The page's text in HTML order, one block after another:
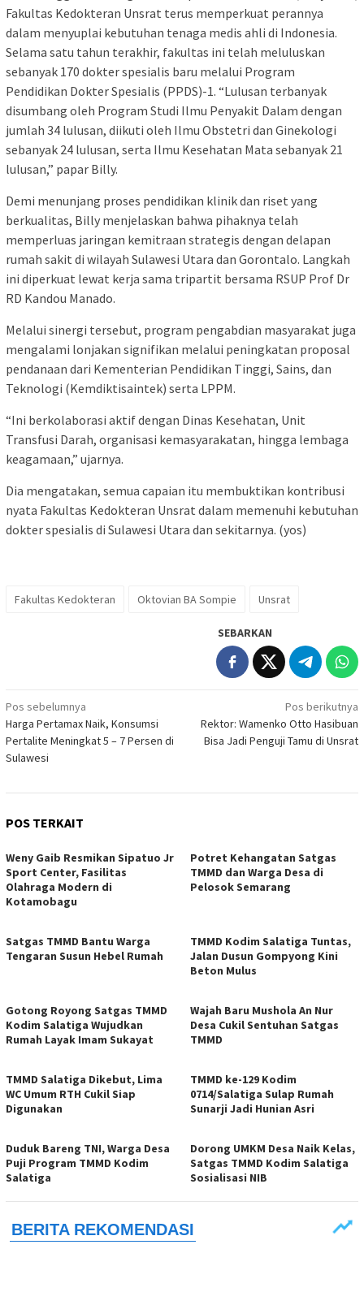
Fakultas Kedokteran Unsrat terus memperkuat perannya
dalam menyuplai kebutuhan tenaga medis ahli di Indonesia.
Selama satu tahun terakhir, fakultas ini telah meluluskan
sebanyak 170 dokter spesialis baru melalui Program
Pendidikan Dokter Spesialis (PPDS)-1. “Lulusan terbanyak
disumbang oleh Program Studi Ilmu Penyakit Dalam dengan
jumlah 34 lulusan, diikuti oleh Ilmu Obstetri dan Ginekologi
sebanyak 24 lulusan, serta Ilmu Kesehatan Mata sebanyak 21
lulusan,” papar Billy.
Demi menunjang proses pendidikan klinik dan riset yang
berkualitas, Billy menjelaskan bahwa pihaknya telah
memperluas jaringan kemitraan strategis dengan delapan
rumah sakit di wilayah Sulawesi Utara dan Gorontalo. Langkah
ini diperkuat lewat kerja sama tripartit bersama RSUP Prof Dr
RD Kandou Manado.
Melalui sinergi tersebut, program pengabdian masyarakat juga
mengalami lonjakan signifikan melalui peningkatan proposal
pendanaan dari Kementerian Pendidikan Tinggi, Sains, dan
Teknologi (Kemdiktisaintek) serta LPPM.
“Ini berkolaborasi aktif dengan Dinas Kesehatan, Unit
Transfusi Darah, organisasi kemasyarakatan, hingga lembaga
keagamaan,” ujarnya.
Dia mengatakan, semua capaian itu membuktikan kontribusi
nyata Fakultas Kedokteran Unsrat dalam memenuhi kebutuhan
dokter spesialis di Sulawesi Utara dan sekitarnya. (yos)
Fakultas Kedokteran Oktovian BA Sompie Unsrat
SEBARKAN
Navigasi
pos
Pos sebelumnya
Harga Pertamax Naik, Konsumsi
Pertalite Meningkat 5 – 7 Persen di
Sulawesi
Pos berikutnya
Rektor: Wamenko Otto Hasibuan
Bisa Jadi Penguji Tamu di Unsrat
POS TERKAIT
Weny Gaib Resmikan Sipatuo Jr
Sport Center, Fasilitas
Olahraga Modern di
Kotamobagu
Potret Kehangatan Satgas
TMMD dan Warga Desa di
Pelosok Semarang
Satgas TMMD Bantu Warga
Tengaran Susun Hebel Rumah
TMMD Kodim Salatiga Tuntas,
Jalan Dusun Gompyong Kini
Beton Mulus
Gotong Royong Satgas TMMD
Kodim Salatiga Wujudkan
Rumah Layak Imam Sukayat
Wajah Baru Mushola An Nur
Desa Cukil Sentuhan Satgas
TMMD
TMMD Salatiga Dikebut, Lima
WC Umum RTH Cukil Siap
Digunakan
TMMD ke-129 Kodim
0714/Salatiga Sulap Rumah
Sunarji Jadi Hunian Asri
Duduk Bareng TNI, Warga Desa
Puji Program TMMD Kodim
Salatiga
Dorong UMKM Desa Naik Kelas,
Satgas TMMD Kodim Salatiga
Sosialisasi NIB